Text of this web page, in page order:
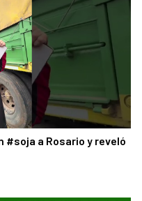
#soja a Rosario y reveló